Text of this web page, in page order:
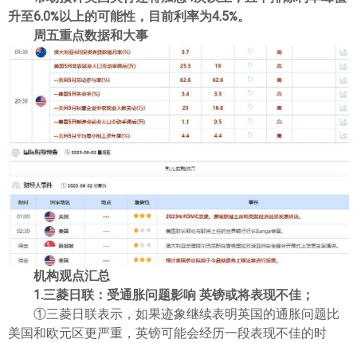
升至6.0%以上的可能性，目前利率为4.5%。
周五重点数据和大事
机构观点汇总
1.三菱日联：受通胀问题影响 英镑或将表现不佳；
①三菱日联表示，如果迹象继续表明英国的通胀问题比
美国和欧元区更严重，英镑可能会经历一段表现不佳的时